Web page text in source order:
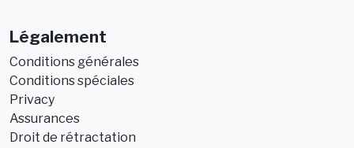
Légalement
Conditions générales
Conditions spéciales
Privacy
Assurances
Droit de rétractation